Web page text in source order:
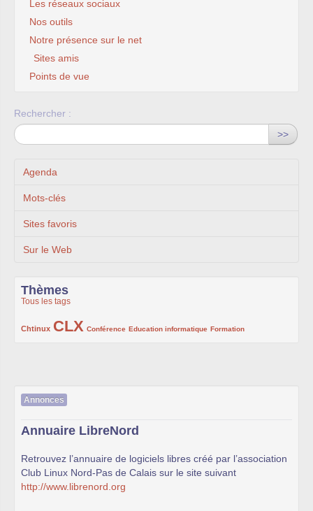
Les réseaux sociaux
Nos outils
Notre présence sur le net
Sites amis
Points de vue
Rechercher :
>>
Agenda
Mots-clés
Sites favoris
Sur le Web
Thèmes
Tous les tags
Chtinux
222/1002CLX
1002/1002 Conférence
132/1002 Education informatique
119/1002 Formation
168/1002
Annonces
Annuaire LibreNord
Retrouvez l’annuaire de logiciels libres créé par l’association
Club Linux Nord-Pas de Calais sur le site suivant
http://www.librenord.org